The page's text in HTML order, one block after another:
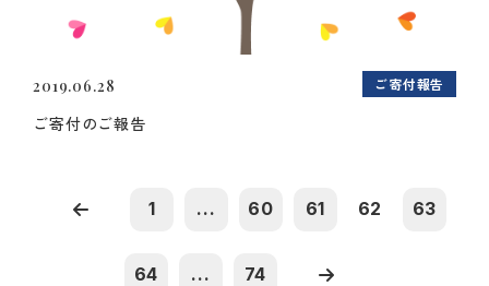
2019.06.28 ご寄付報告
ご寄付のご報告
1 ... 60 61 62 63
64 ... 74